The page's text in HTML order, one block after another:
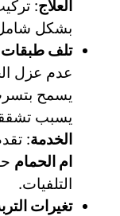
العلاج:
بشكل
تلف طبقات
عدم عزل
يسمح
يسبب
الخدمة:
ام الحمام
التلفيات.
تغيرات